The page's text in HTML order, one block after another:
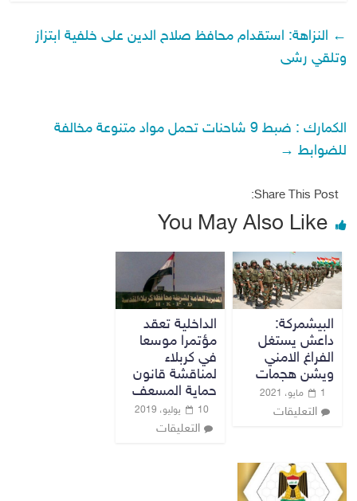
← النزاهة: استقدام محافظ صلاح الدين على خلفية ابتزاز
وتلقي رشى
الكمارك : ضبط 9 شاحنات تحمل مواد متنوعة مخالفة
للضوابط →
Share This Post:
You May Also Like
البيشمركة:
داعش يستغل
الفراغ الامني
ويشن هجمات
1 مايو، 2021
التعليقات
الداخلية تعقد
مؤتمرا موسعا
في كربلاء
لمناقشة قانون
حماية المسعف
10 يوليو، 2019
التعليقات